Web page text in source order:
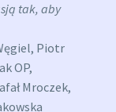
tak, aby
, Piotr
OP,
Mroczek,